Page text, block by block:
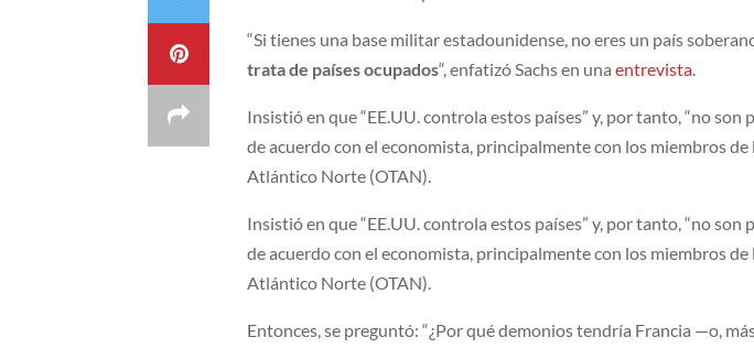
“Si tienes una base militar estadounidense, no eres un país
trata de países ocupados“, enfatizó Sachs en unaentrevista.
Insistió en que “EE.UU. controla estos países” y, por tanto, “no son
de acuerdo con el economista, principalmente con los miembros
Atlántico Norte (OTAN).
Insistió en que “EE.UU. controla estos países” y, por tanto, “no son
de acuerdo con el economista, principalmente con los miembros
Atlántico Norte (OTAN).
Entonces, se preguntó: “¿Por qué demonios tendría Francia —o,